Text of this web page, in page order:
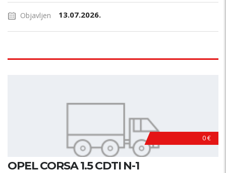
Objavljen 13.07.2026.
0 €
OPEL CORSA 1.5 CDTI N-1